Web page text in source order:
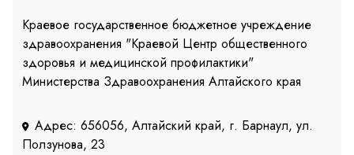
Краевое государственное бюджетное учреждение
здравоохранения "Краевой Центр общественного
здоровья и медицинской профилактики"
Министерства Здравоохранения Алтайского края
Адрес: 656056, Алтайский край, г. Барнаул, ул.
Ползунова, 23